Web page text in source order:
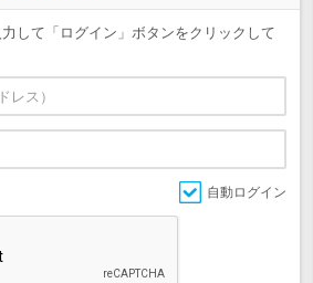
して「ログイン」ボタンをクリックして
自動ログイン